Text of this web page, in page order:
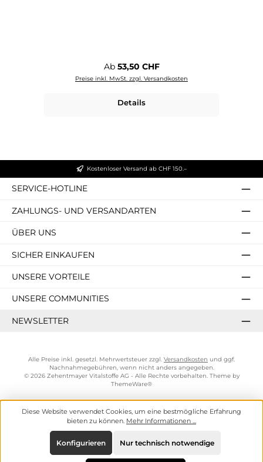
Regulärer Preis:
Ab 53,50 CHF
Preise inkl. MwSt. zzgl. Versandkosten
Details
Kostenloser Versand ab CHF 150.–
SERVICE-HOTLINE
ZAHLUNGS- UND VERSANDARTEN
ÜBER UNS
SICHER EINKAUFEN
UNSERE VORTEILE
UNSERE COMMUNITIES
NEWSLETTER
Alle Preise inkl. gesetzl. Mehrwertsteuer zzgl. Versandkosten und ggf.
Nachnahmegebühren, wenn nicht anders angegeben.
© 2026 Zehentmayer Vitalstoffe AG - Alle Rechte vorbehalten. Theme by
ThemeWare®
Diese Website verwendet Cookies, um eine bestmögliche Erfahrung
bieten zu können. Mehr Informationen ...
Nur technisch notwendige
Konfigurieren